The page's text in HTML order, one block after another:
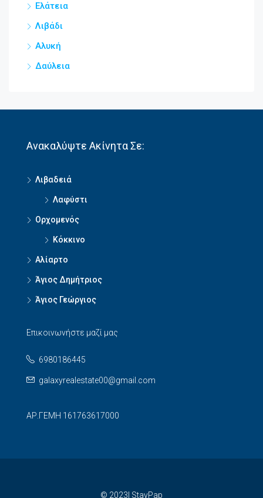
Ελάτεια
Λιβάδι
Αλυκή
Δαύλεια
Ανακαλύψτε Ακίνητα Σε:
Λιβαδειά
Λαφύστι
Ορχομενός
Κόκκινο
Αλίαρτο
Άγιος Δημήτριος
Άγιος Γεώργιος
Επικοινωνήστε μαζί μας
6980186445
galaxyrealestate00@gmail.com
ΑΡ.ΓΕΜΗ 161763617000
© 2023| StayPap